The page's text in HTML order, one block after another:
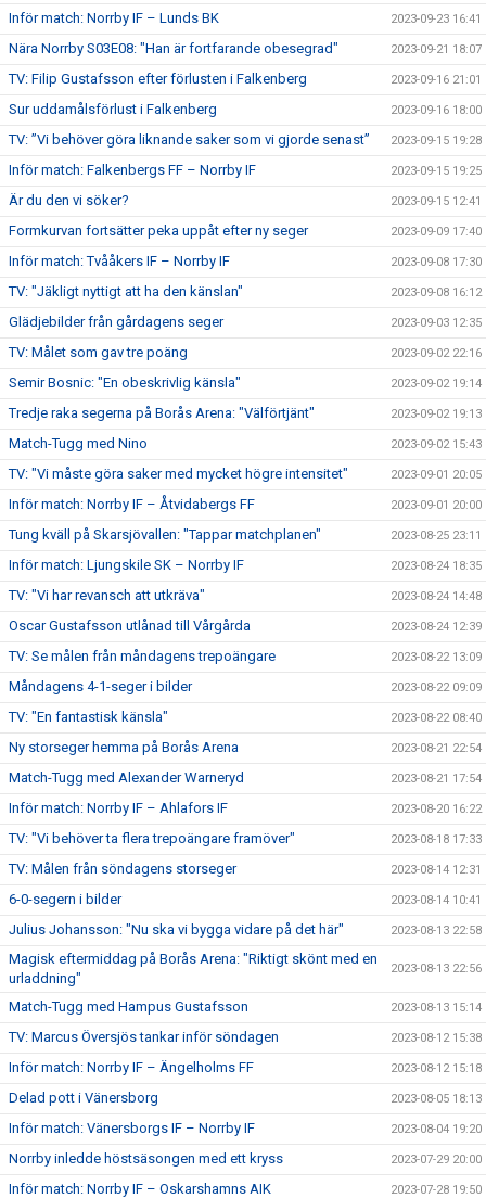
Inför match: Norrby IF – Lunds BK 2023-09-23 16:41
Nära Norrby S03E08: "Han är fortfarande obesegrad" 2023-09-21 18:07
TV: Filip Gustafsson efter förlusten i Falkenberg 2023-09-16 21:01
Sur uddamålsförlust i Falkenberg 2023-09-16 18:00
TV: ”Vi behöver göra liknande saker som vi gjorde senast” 2023-09-15 19:28
Inför match: Falkenbergs FF – Norrby IF 2023-09-15 19:25
Är du den vi söker? 2023-09-15 12:41
Formkurvan fortsätter peka uppåt efter ny seger 2023-09-09 17:40
Inför match: Tvååkers IF – Norrby IF 2023-09-08 17:30
TV: "Jäkligt nyttigt att ha den känslan" 2023-09-08 16:12
Glädjebilder från gårdagens seger 2023-09-03 12:35
TV: Målet som gav tre poäng 2023-09-02 22:16
Semir Bosnic: "En obeskrivlig känsla" 2023-09-02 19:14
Tredje raka segerna på Borås Arena: "Välförtjänt" 2023-09-02 19:13
Match-Tugg med Nino 2023-09-02 15:43
TV: "Vi måste göra saker med mycket högre intensitet" 2023-09-01 20:05
Inför match: Norrby IF – Åtvidabergs FF 2023-09-01 20:00
Tung kväll på Skarsjövallen: "Tappar matchplanen" 2023-08-25 23:11
Inför match: Ljungskile SK – Norrby IF 2023-08-24 18:35
TV: "Vi har revansch att utkräva" 2023-08-24 14:48
Oscar Gustafsson utlånad till Vårgårda 2023-08-24 12:39
TV: Se målen från måndagens trepoängare 2023-08-22 13:09
Måndagens 4-1-seger i bilder 2023-08-22 09:09
TV: "En fantastisk känsla" 2023-08-22 08:40
Ny storseger hemma på Borås Arena 2023-08-21 22:54
Match-Tugg med Alexander Warneryd 2023-08-21 17:54
Inför match: Norrby IF – Ahlafors IF 2023-08-20 16:22
TV: "Vi behöver ta flera trepoängare framöver" 2023-08-18 17:33
TV: Målen från söndagens storseger 2023-08-14 12:31
6-0-segern i bilder 2023-08-14 10:41
Julius Johansson: "Nu ska vi bygga vidare på det här" 2023-08-13 22:58
Magisk eftermiddag på Borås Arena: "Riktigt skönt med en
urladdning"
2023-08-13 22:56
Match-Tugg med Hampus Gustafsson 2023-08-13 15:14
TV: Marcus Översjös tankar inför söndagen 2023-08-12 15:38
Inför match: Norrby IF – Ängelholms FF 2023-08-12 15:18
Delad pott i Vänersborg 2023-08-05 18:13
Inför match: Vänersborgs IF – Norrby IF 2023-08-04 19:20
Norrby inledde höstsäsongen med ett kryss 2023-07-29 20:00
Inför match: Norrby IF – Oskarshamns AIK 2023-07-28 19:50